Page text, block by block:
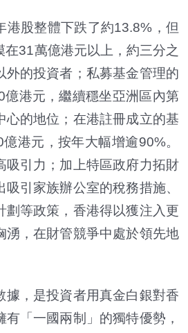
港股整體下跌了約13.8%，但
在31萬億港元以上，約三分之
外的投資者；私募基金管理的
港元，繼續穩坐亞洲區內第
心的地位；在港註冊成立的基
港元，按年大幅增逾90%。
吸引力；加上特區政府力拓財
引家族辦公室的稅務措施、
劃等政策，香港得以獲注入更
湧，在財管競爭中處於領先地
據，是投資者用真金白銀對香
「一國兩制」的獨特優勢，